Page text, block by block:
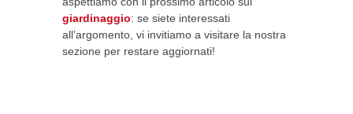
giardinaggio: se siete interessati
all’argomento, vi invitiamo a visitare la nostra
sezione per restare aggiornati!